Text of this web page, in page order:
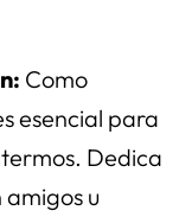
Como
esencial para
Dedica
u